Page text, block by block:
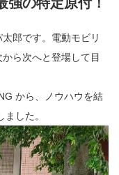
強の特定原付！
郎です。電動モビリ
ら次へと登場して目
から、ノウハウを結
した。